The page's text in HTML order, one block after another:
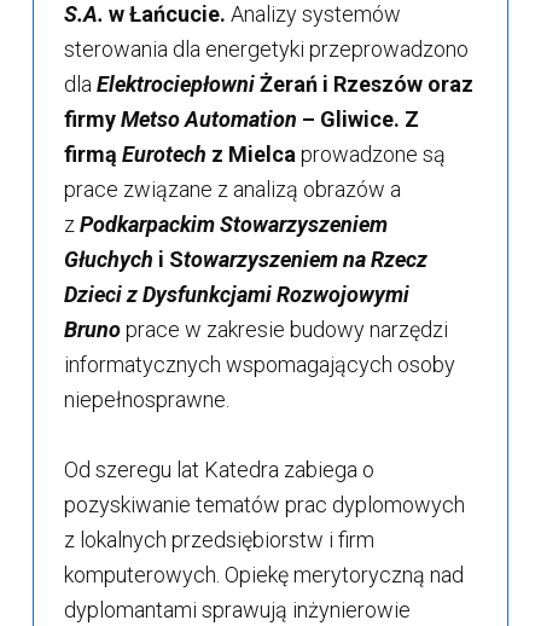
S.A. w Łańcucie. Analizy systemów
sterowania dla energetyki przeprowadzono
dlaElektrociepłowniŻerań i Rzeszów oraz
firmyMetso Automation – Gliwice. Z
firmą Eurotech z Mielcaprowadzone są
prace związane z analizą obrazów a
zPodkarpackim Stowarzyszeniem
Głuchych i Stowarzyszeniem na Rzecz
Dzieci z Dysfunkcjami Rozwojowymi
Brunoprace w zakresie budowy narzędzi
informatycznych wspomagających osoby
niepełnosprawne.
Od szeregu lat Katedra zabiega o
pozyskiwanie tematów prac dyplomowych
z lokalnych przedsiębiorstw i firm
komputerowych. Opiekę merytoryczną nad
dyplomantami sprawują inżynierowie